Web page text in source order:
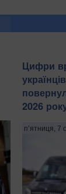
Цифри
2026
п’ятниця, 7